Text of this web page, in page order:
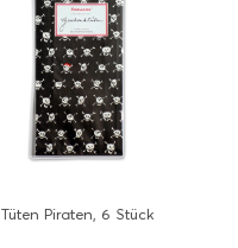
Tüten Piraten, 6 Stück